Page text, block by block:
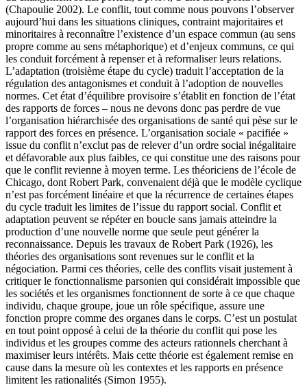
(Chapoulie 2002). Le conflit, tout comme nous pouvons l’observer
aujourd’hui dans les situations cliniques, contraint majoritaires et
minoritaires à reconnaître l’existence d’un espace commun (au sens
propre comme au sens métaphorique) et d’enjeux communs, ce qui
les conduit forcément à repenser et à reformaliser leurs relations.
L’adaptation (troisième étape du cycle) traduit l’acceptation de la
régulation des antagonismes et conduit à l’adoption de nouvelles
normes. Cet état d’équilibre provisoire s’établit en fonction de l’état
des rapports de forces – nous ne devons donc pas perdre de vue
l’organisation hiérarchisée des organisations de santé qui pèse sur le
rapport des forces en présence. L’organisation sociale « pacifiée »
issue du conflit n’exclut pas de relever d’un ordre social inégalitaire
et défavorable aux plus faibles, ce qui constitue une des raisons pour
que le conflit revienne à moyen terme. Les théoriciens de l’école de
Chicago, dont Robert Park, convenaient déjà que le modèle cyclique
n’est pas forcément linéaire et que la récurrence de certaines étapes
du cycle traduit les limites de l’issue du rapport social. Conflit et
adaptation peuvent se répéter en boucle sans jamais atteindre la
production d’une nouvelle norme que seule peut générer la
reconnaissance. Depuis les travaux de Robert Park (1926), les
théories des organisations sont revenues sur le conflit et la
négociation. Parmi ces théories, celle des conflits visait justement à
critiquer le fonctionnalisme parsonien qui considérait impossible que
les sociétés et les organismes fonctionnent de sorte à ce que chaque
individu, chaque groupe, joue un rôle spécifique, assure une
fonction propre comme des organes dans le corps. C’est un postulat
en tout point opposé à celui de la théorie du conflit qui pose les
individus et les groupes comme des acteurs rationnels cherchant à
maximiser leurs intérêts. Mais cette théorie est également remise en
cause dans la mesure où les contextes et les rapports en présence
limitent les rationalités (Simon 1955).